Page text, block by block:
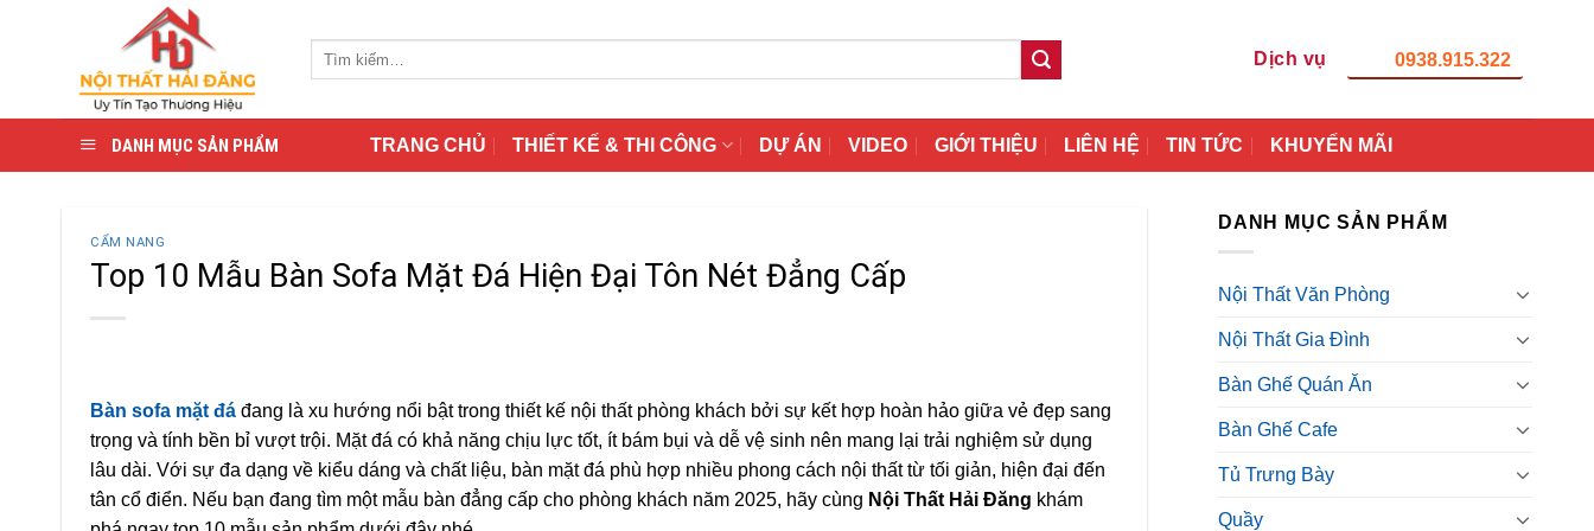
Dịch vụ 0938.915.322
DANH MỤC SẢN PHẨM TRANG CHỦ THIẾT KẾ & THI CÔNG DỰ ÁN VIDEO GIỚI THIỆU LIÊN HỆ TIN TỨC KHUYẾN MÃI
CẨM NANG
Top 10 Mẫu Bàn Sofa Mặt Đá Hiện Đại Tôn Nét Đẳng Cấp
Bàn sofa mặt đá đang là xu hướng nổi bật trong thiết kế nội thất phòng khách bởi sự kết hợp hoàn hảo giữa vẻ đẹp sang
trọng và tính bền bỉ vượt trội. Mặt đá có khả năng chịu lực tốt, ít bám bụi và dễ vệ sinh nên mang lại trải nghiệm sử dụng
lâu dài. Với sự đa dạng về kiểu dáng và chất liệu, bàn mặt đá phù hợp nhiều phong cách nội thất từ tối giản, hiện đại đến
tân cổ điển. Nếu bạn đang tìm một mẫu bàn đẳng cấp cho phòng khách năm 2025, hãy cùng Nội Thất Hải Đăng khám
DANH MỤC SẢN PHẨM
Nội Thất Văn Phòng
Nội Thất Gia Đình
Bàn Ghế Quán Ăn
Bàn Ghế Cafe
Tủ Trưng Bày
Quầy